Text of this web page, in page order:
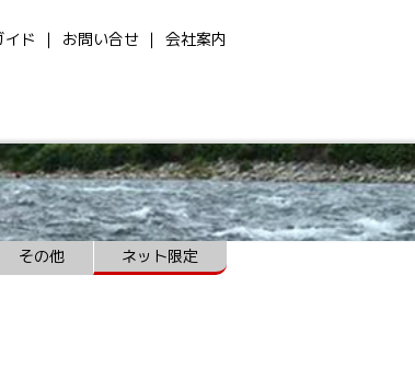
イド お問い合せ 会社案内
その他 ネット限定